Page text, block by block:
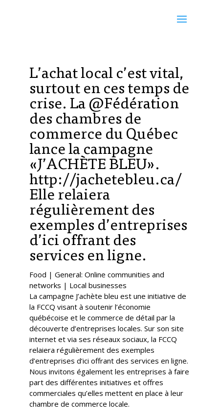
L’achat local c’est vital,
surtout en ces temps de
crise. La @Fédération
des chambres de
commerce du Québec
lance la campagne
«J’ACHÈTE BLEU».
http://jachetebleu.ca/
Elle relaiera
régulièrement des
exemples d’entreprises
d’ici offrant des
services en ligne.
Food | General: Online communities and
networks | Local businesses
La campagne J’achète bleu est une initiative de
la FCCQ visant à soutenir l’économie
québécoise et le commerce de détail par la
découverte d’entreprises locales. Sur son site
internet et via ses réseaux sociaux, la FCCQ
relaiera régulièrement des exemples
d’entreprises d’ici offrant des services en ligne.
Nous invitons également les entreprises à faire
part des différentes initiatives et offres
commerciales qu’elles mettent en place à leur
chambre de commerce locale.